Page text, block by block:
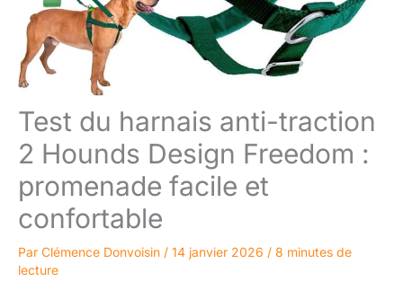
Test du harnais anti-traction
2 Hounds Design Freedom :
promenade facile et
confortable
Par Clémence Donvoisin / 14 janvier 2026 / 8 minutes de
lecture